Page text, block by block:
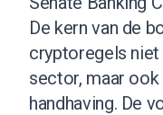
De kern van de
cryptoregels
sector, maar
handhaving. De